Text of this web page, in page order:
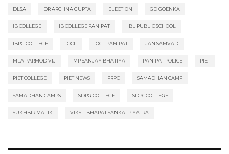
DLSA DR ARCHNA GUPTA ELECTION GD GOENKA
IB COLLEGE IB COLLEGE PANIPAT IBL PUBLIC SCHOOL
IBPG COLLEGE IOCL IOCL PANIPAT JAN SAMVAD
MLA PARMOD VIJ MP SANJAY BHATIYA PANIPAT POLICE PIET
PIET COLLEGE PIET NEWS PRPC SAMADHAN CAMP
SAMADHAN CAMPS SDPG COLLEGE SDPGCOLLEGE
SUKHBIR MALIK VIKSIT BHARAT SANKALP YATRA